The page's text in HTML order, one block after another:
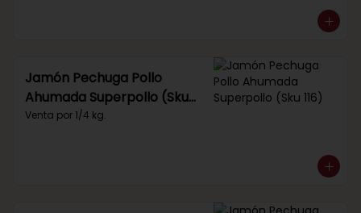
Jamón Pechuga Pollo
Ahumada Superpollo (Sku
116)
Venta por 1/4 kg.